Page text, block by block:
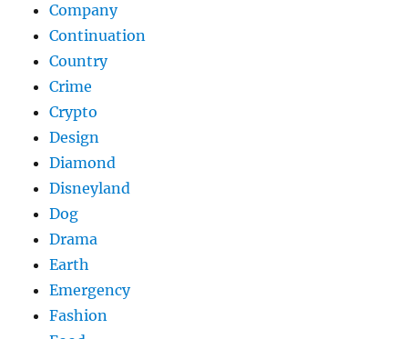
Company
Continuation
Country
Crime
Crypto
Design
Diamond
Disneyland
Dog
Drama
Earth
Emergency
Fashion